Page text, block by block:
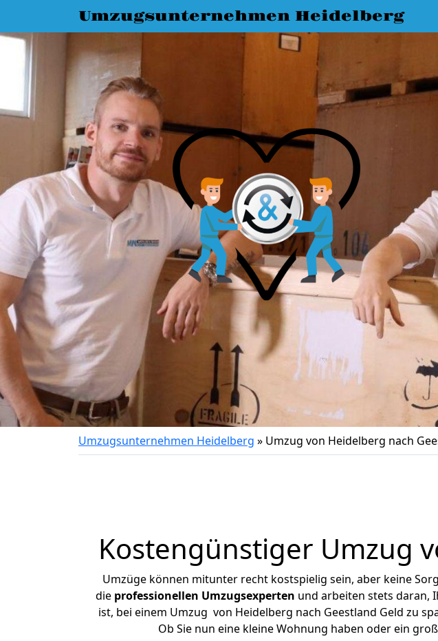
Umzugsunternehmen Heidelberg
Umzugsunternehmen Heidelberg » Umzug von Heidelberg nach
Kostengünstiger Umzug
Umzüge können mitunter recht kostspielig sein, aber keine
die professionellen Umzugsexperten und arbeiten stets daran,
ist, bei einem Umzug von Heidelberg nach Geestland Geld zu
Ob Sie nun eine kleine Wohnung haben oder ein